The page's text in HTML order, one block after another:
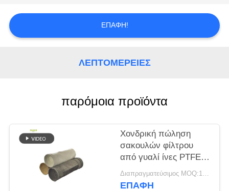
ΕΙΔΉΣΕΙΣ
ΖΗΤΉΣΤΕ
SITEMAP
ΠΟΛΙΤΙΚΉ
ΑΠΟΡΡΉΤΟΥ
ΕΠΑΦΉ!
ΛΕΠΤΟΜΈΡΕΙΕΣ
παρόμοια προϊόντα
Χονδρική πώληση
σακουλών φίλτρου
από γυαλί ίνες PTFE
PPS για εργοστάσια
τσιμέντου
Διαπραγματεύσιμος MOQ:100 τεμ
ΕΠΑΦΉ